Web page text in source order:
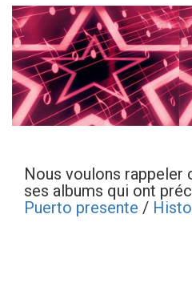
Nous voulons rappeler
ses albums qui ont
Puerto presente /